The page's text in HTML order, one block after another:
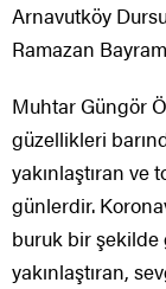
Arnavutköy
Ramazan
Muhtar Güngör
güzellikleri
yakınlaştıran ve
günlerdir.
buruk bir şekilde
yakınlaştıran,